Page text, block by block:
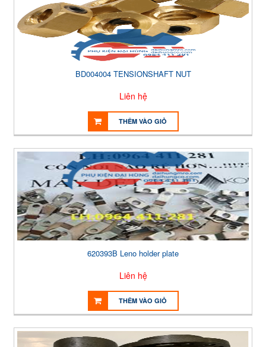
BD004004 TENSIONSHAFT NUT
Liên hệ
THÊM VÀO GIỎ
620393B Leno holder plate
Liên hệ
THÊM VÀO GIỎ